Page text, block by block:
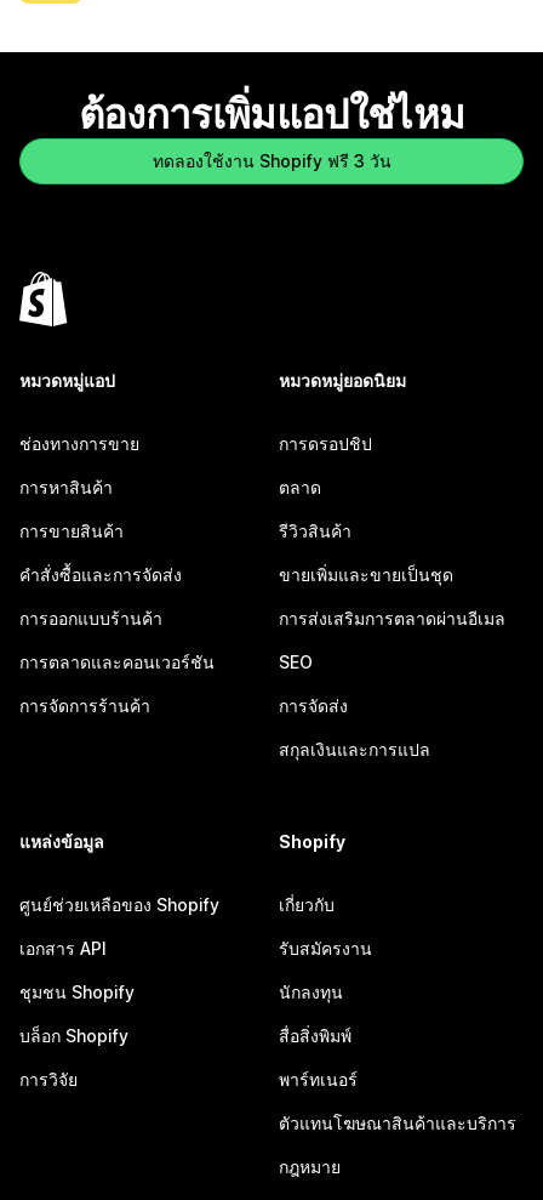
ต้องการเพิ่มแอปใช่ไหม
ทดลองใช้งาน Shopify ฟรี 3 วัน
หมวดหมู่แอป
ช่องทางการขาย
การหาสินค้า
การขายสินค้า
คำสั่งซื้อและการจัดส่ง
การออกแบบร้านค้า
การตลาดและคอนเวอร์ชัน
การจัดการร้านค้า
หมวดหมู่ยอดนิยม
การดรอปชิป
ตลาด
รีวิวสินค้า
ขายเพิ่มและขายเป็นชุด
การส่งเสริมการตลาดผ่านอีเมล
SEO
การจัดส่ง
สกุลเงินและการแปล
แหล่งข้อมูล
ศูนย์ช่วยเหลือของ Shopify
เอกสาร API
ชุมชน Shopify
บล็อก Shopify
การวิจัย
Shopify
เกี่ยวกับ
รับสมัครงาน
นักลงทุน
สื่อสิ่งพิมพ์
พาร์ทเนอร์
ตัวแทนโฆษณาสินค้าและบริการ
กฎหมาย